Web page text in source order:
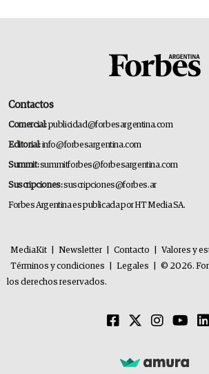
Contactos
Comercial:publicidad@forbesargentina.com
Editorial:info@forbesargentina.com
Summit:summitforbes@forbesargentina.com
Suscripciones:suscripciones@forbes.ar
Forbes Argentina es publicada por HT Media SA.
MediaKit Newsletter Contacto Valores y
Términos y condiciones
Legales
© 2026.
los derechos reservados.